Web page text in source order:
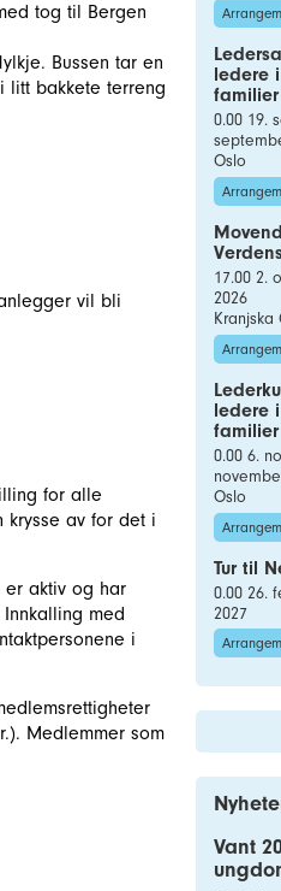
tog til Bergen
Bussen tar en
litt bakkete terreng
vil bli
for alle
krysse av for det i
er aktiv og har
med
i
Medlemmer som
ledere
familier
0.00 19.
Oslo
17.00 2.
2026
Kranjska
ledere
familier
0.00 6.
Oslo
Tur til
0.00 26.
2027
Vant